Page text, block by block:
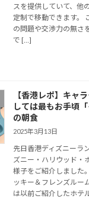
スを提供していて、他
定制で移動できます。
の問題や交渉力の無さ
で […]
【香港レポ】キャ
しては最もお手頃
の朝食
2025年3月13日
先日香港ディズニーラ
ズニー・ハリウッド・
様子をご紹介しました
ッキー＆フレンズルー
は以前ご紹介したホテ